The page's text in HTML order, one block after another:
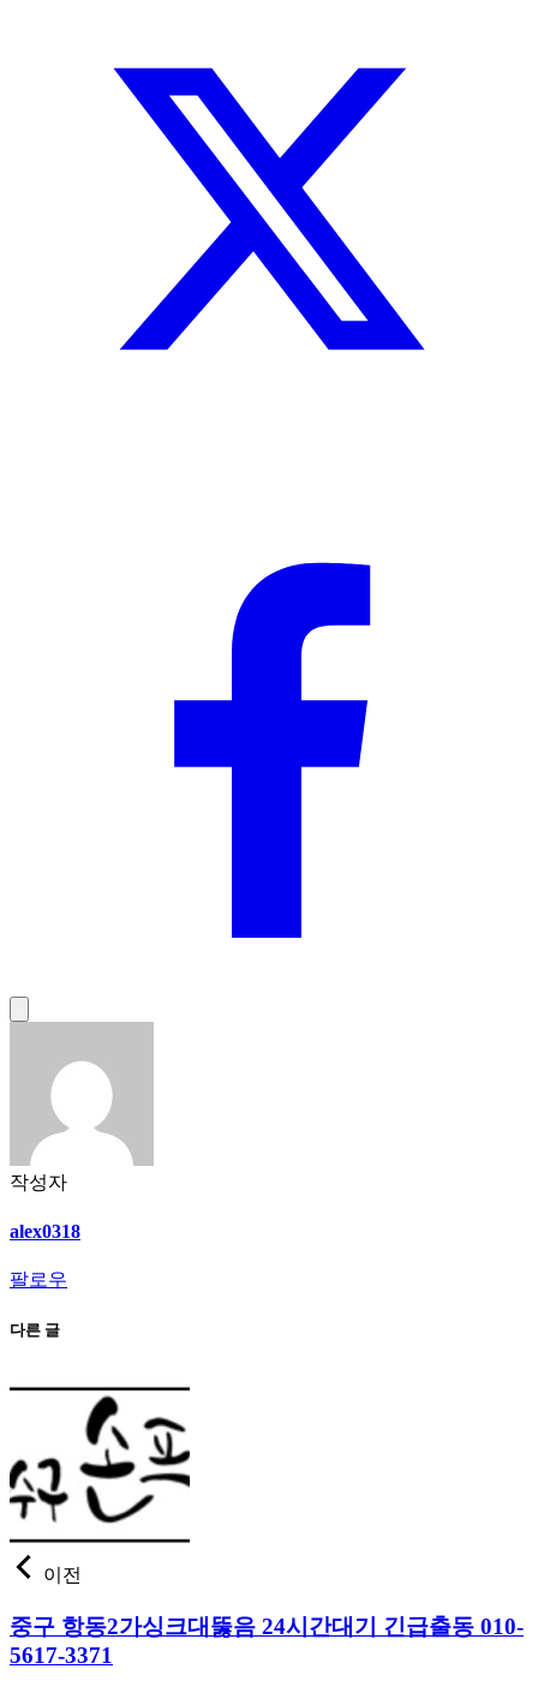
작성자
alex0318
팔로우
다른 글
이전
중구 항동2가싱크대뚫음 24시간대기 긴급출동 010-
5617-3371